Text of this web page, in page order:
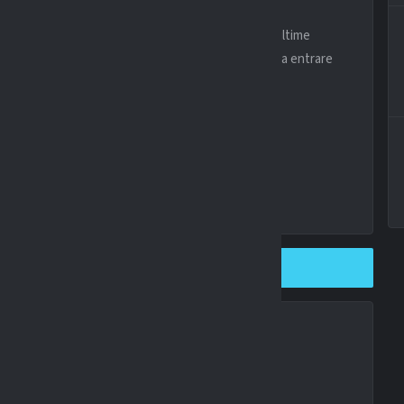
a portare a Firenze uno dei protagonisti delle ultime
decisivi per capire se la trattativa riuscirà a entrare